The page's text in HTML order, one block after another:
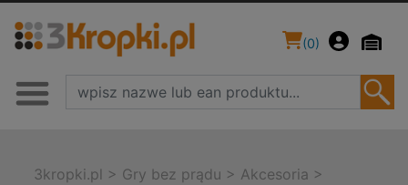
(0)
3kropki.pl > Gry bez prądu > Akcesoria >